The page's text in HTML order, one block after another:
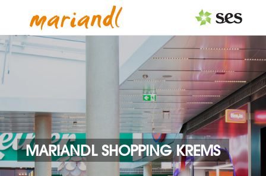
MARIANDL SHOPPING KREMS
PRESSEAUSSENDUNGEN
Services
MEDIAGALERIE